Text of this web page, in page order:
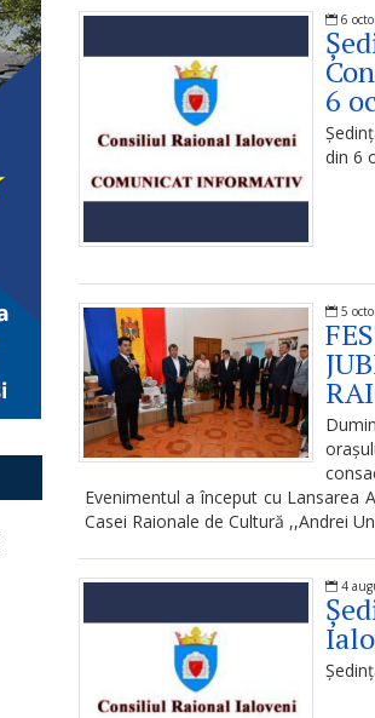
6
6
din 6
5
Evenimentul a început cu Lansarea
Casei Raionale de Cultură ,,Andrei
4